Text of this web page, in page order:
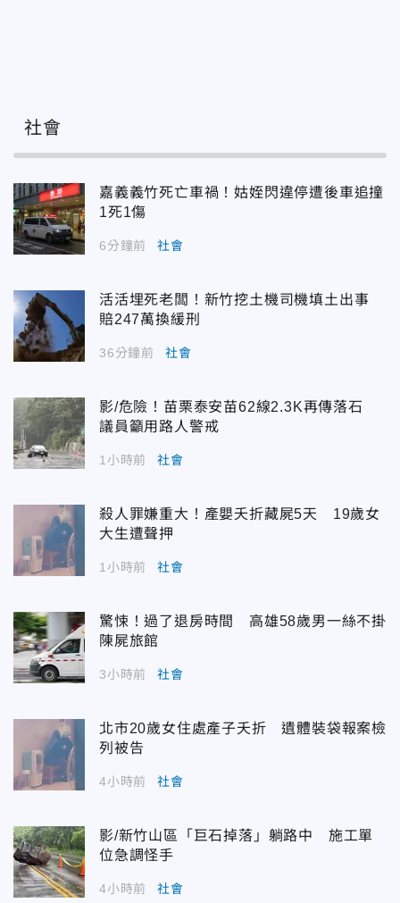
社會
嘉義義竹死亡車禍！姑姪閃違停遭後車追撞
1死1傷
6分鐘前 社會
活活埋死老闆！新竹挖土機司機填土出事
賠247萬換緩刑
36分鐘前 社會
影/危險！苗栗泰安苗62線2.3K再傳落石
議員籲用路人警戒
1小時前 社會
殺人罪嫌重大！產嬰夭折藏屍5天 19歲女
大生遭聲押
1小時前 社會
驚悚！過了退房時間 高雄58歲男一絲不掛
陳屍旅館
3小時前 社會
北市20歲女住處產子夭折 遺體裝袋報案檢
列被告
4小時前 社會
影/新竹山區「巨石掉落」躺路中 施工單
位急調怪手
4小時前 社會